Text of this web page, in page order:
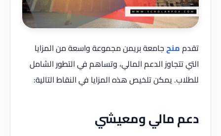
تقدممنحجامعة بريمن مجموعة واسعة من المزايا
التي تتجاوز الدعم المالي، وتساهم في التطور الشامل
للطلاب. يمكن تلخيص هذه المزايا في النقاط التالية:
دعم مالي ومعيشي